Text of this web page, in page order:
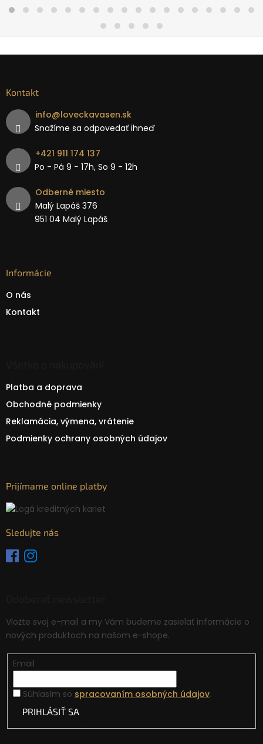
Kontakt
info@loveckavasen.sk
Snažíme sa odpovedať ihneď
+421 911 174 137
Po - Pá 9 − 17h, So 9 - 12h
Odberné miesto
Malý Lapáš 376
951 04 Malý Lapáš
Informácie
O nás
Kontakt
Platba a doprava
Obchodné podmienky
Reklamácia, výmena, vrátenie
Podmienky ochrany osobných údajov
Prijímame online platby
Sledujte nás
Vložte svoj e-mail a my Vám budeme zasielať informácie o
nových produktoch na našom e-shope.
Email
Súhlasím so spracovaním osobných údajov.
PRIHLÁSIŤ SA